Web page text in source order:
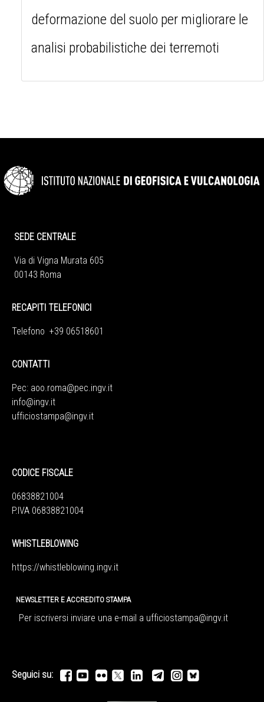
deformazione del suolo per migliorare le
analisi probabilistiche dei terremoti
SEDE CENTRALE
Via di Vigna Murata 605
00143 Roma
RECAPITI TELEFONICI
Telefono +39 06518601
CONTATTI
Pec: aoo.roma@pec.ingv.it
info@ingv.it
ufficiostampa@ingv.it
CODICE FISCALE
06838821004
P.IVA 06838821004
WHISTLEBLOWING
https://whistleblowing.ingv.it
NEWSLETTER E ACCREDITO STAMPA
Per iscriversi inviare una e-mail a ufficiostampa@ingv.it
Seguici su: